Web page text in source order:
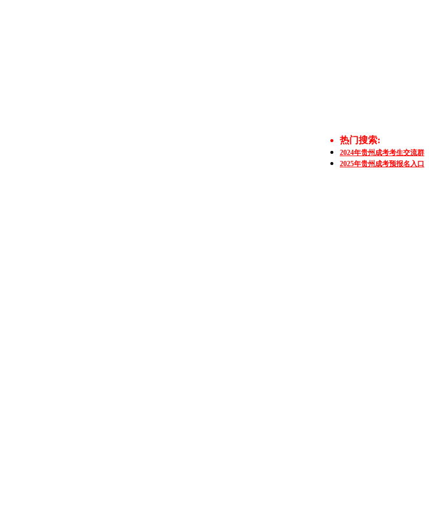
热门搜索:
2024年贵州成考考生交流群
2025年贵州成考预报名入口